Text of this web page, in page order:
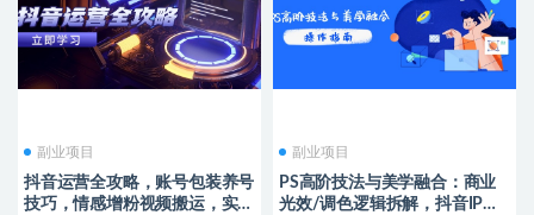
副业项目
抖音运营全攻略，账号包装养号
技巧，情感增粉视频搬运，实现
副业项目
PS高阶技法与美学融合：商业
光效/调色逻辑拆解，抖音IP运